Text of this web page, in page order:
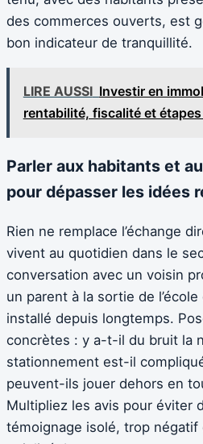
des commerces ouverts, est
bon indicateur de tranquillité.
LIRE AUSSI Investir en
rentabilité, fiscalité et
Parler aux habitants et
pour dépasser les idées
Rien ne remplace l’échange
vivent au quotidien dans le
conversation avec un voisin
un parent à la sortie de
installé depuis longtemps.
concrètes : y a-t-il du bruit la
stationnement est-il
peuvent-ils jouer dehors en
Multipliez les avis pour éviter
témoignage isolé, trop